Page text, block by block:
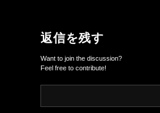
返信を残す
Want to join the discussion?
Feel free to contribute!